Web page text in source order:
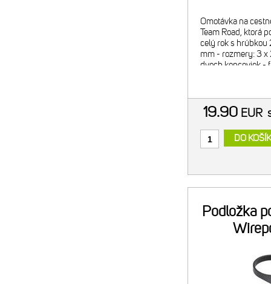
Omotávka na
Team Road, ktorá
celý rok s
mm - rozmery: 3
dvoch koncoviek -
19.90 EUR
DO
Podložka